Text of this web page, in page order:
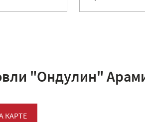
"Ондулин"
КАРТЕ